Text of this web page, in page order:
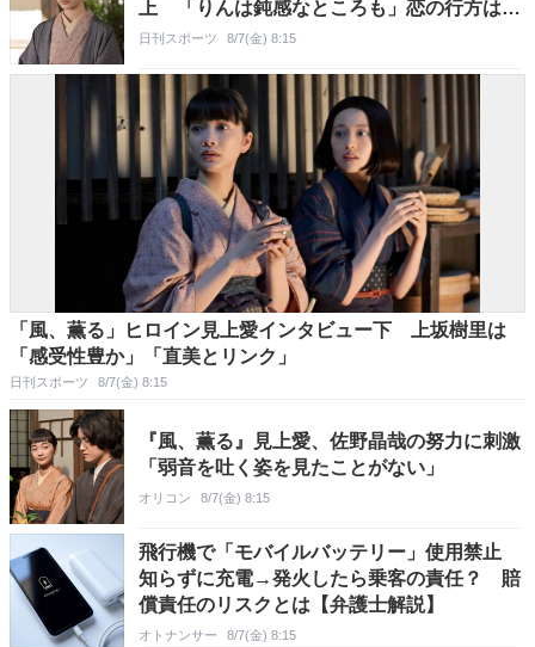
上 「りんは鈍感なところも」恋の行方は…
日刊スポーツ 8/7(金) 8:15
「風、薫る」ヒロイン見上愛インタビュー下 上坂樹里は
「感受性豊か」「直美とリンク」
日刊スポーツ 8/7(金) 8:15
『風、薫る』見上愛、佐野晶哉の努力に刺激
「弱音を吐く姿を見たことがない」
オリコン 8/7(金) 8:15
飛行機で「モバイルバッテリー」使用禁止
知らずに充電→発火したら乗客の責任？ 賠
償責任のリスクとは【弁護士解説】
オトナンサー 8/7(金) 8:15